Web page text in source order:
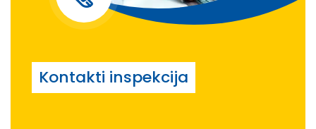
Kontakti inspekcija